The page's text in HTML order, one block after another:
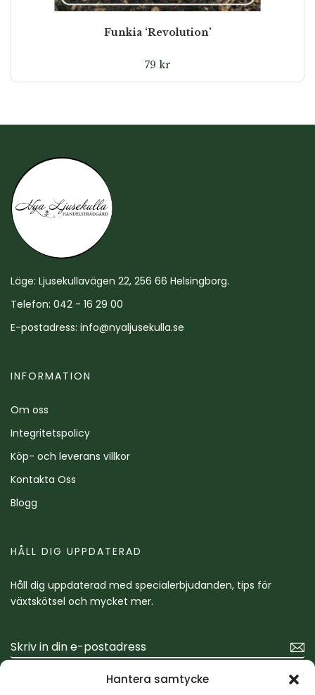
Hantera samtycke
Funkia ‘Revolution’
79 kr
Läge: Ljusekullavägen 22, 256 66 Helsingborg.
Telefon: 042 - 16 29 00
E-postadress: info@nyaljusekulla.se
INFORMATION
Om oss
Integritetspolicy
Köp- och leverans villkor
Kontakta Oss
Blogg
HÅLL DIG UPPDATERAD
Håll dig uppdaterad med specialerbjudanden, tips för
växtskötsel och mycket mer.